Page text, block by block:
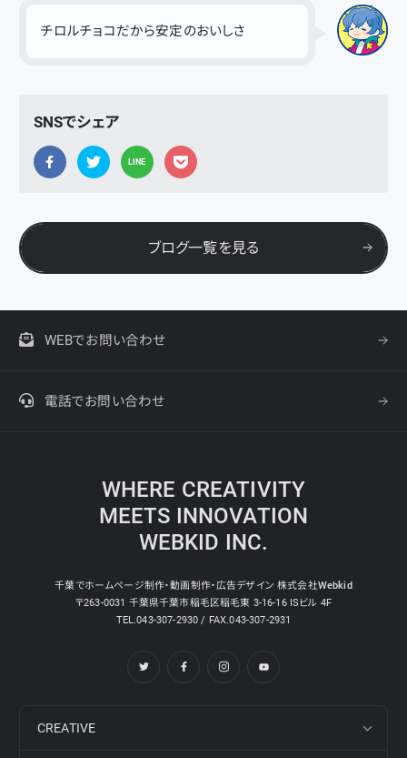
チロルチョコだから安定のおいしさ
SNSでシェア
LINE
ブログ一覧を見る
WEBでお問い合わせ
電話でお問い合わせ
WHERE CREATIVITY
MEETS INNOVATION
WEBKID INC.
千葉でホームページ制作・動画制作・広告デザイン 株式会社Webkid
〒263-0031 千葉県千葉市稲毛区稲毛東 3-16-16 ISビル 4F
TEL.043-307-2930 / FAX.043-307-2931
CREATIVE